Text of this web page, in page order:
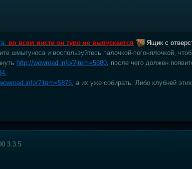
, во всем инсте он тупо не выпускается Ящик с
шмыгуноса и воспользуйтесь палочкой-погонялочкой,
http://wowroad.info/?item=5880, после чего должен
,
?item=5876, а их уже собирать. Либо клубней
3.3.5